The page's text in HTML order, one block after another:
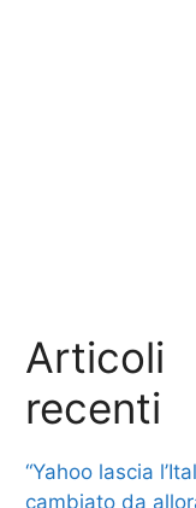
Articoli
recenti
“Yahoo lascia
cambiato da